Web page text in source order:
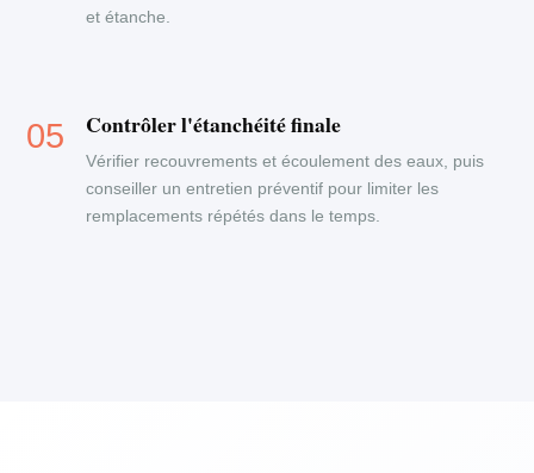
et étanche.
Contrôler l'étanchéité finale
Vérifier recouvrements et écoulement des eaux, puis
conseiller un entretien préventif pour limiter les
remplacements répétés dans le temps.